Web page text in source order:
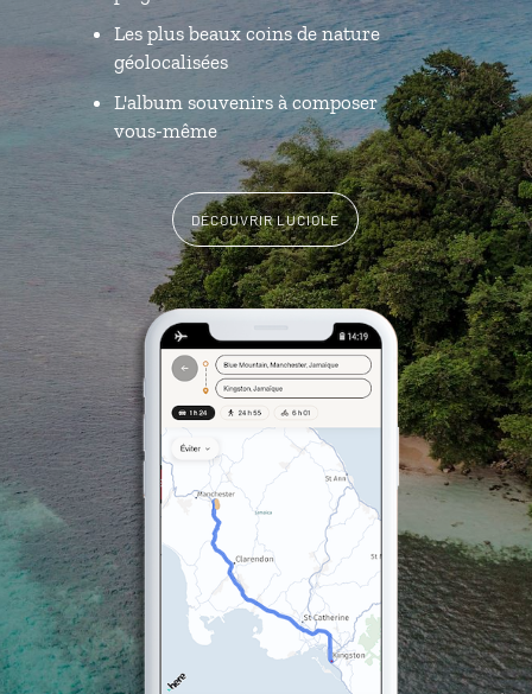
Les plus beaux coins de nature
géolocalisées
L'album souvenirs à composer
vous-même
DÉCOUVRIR LUCIOLE